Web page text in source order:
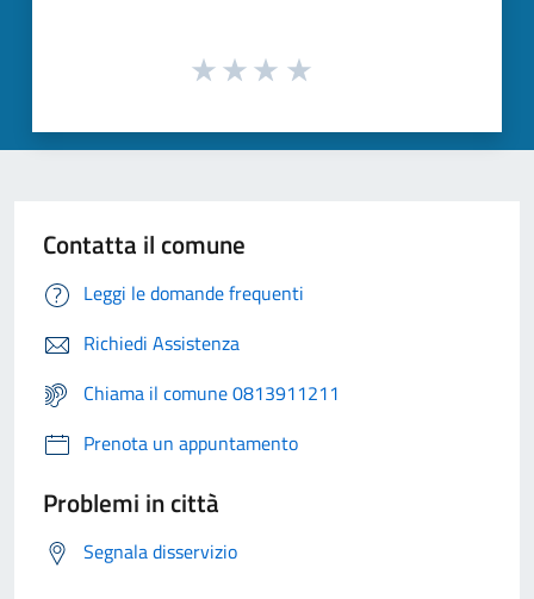
Contatta il comune
Leggi le domande frequenti
Richiedi Assistenza
Chiama il comune 0813911211
Prenota un appuntamento
Problemi in città
Segnala disservizio